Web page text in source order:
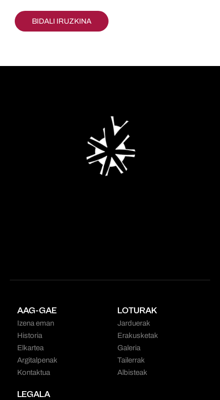
AAG-GAE
Izena eman
Historia
Elkartea
Argitalpenak
Kontaktua
LOTURAK
Jarduerak
Erakusketak
Galeria
Tailerrak
Albisteak
LEGALA